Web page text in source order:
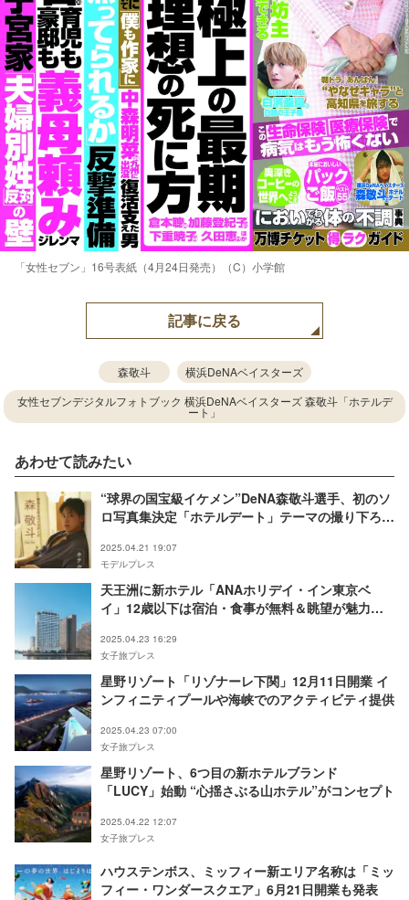
「女性セブン」16号表紙（4月24日発売）（C）小学館
記事に戻る
森敬斗
横浜DeNAベイスターズ
女性セブンデジタルフォトブック 横浜DeNAベイスターズ 森敬斗「ホテルデ
ート」
あわせて読みたい
“球界の国宝級イケメン”DeNA森敬斗選手、初のソ
ロ写真集決定「ホテルデート」テーマの撮り下ろし
2025.04.21 19:07
モデルプレス
天王洲に新ホテル「ANAホリデイ・イン東京ベ
イ」12歳以下は宿泊・食事が無料＆眺望が魅力の
2025.04.23 16:29
女子旅プレス
星野リゾート「リゾナーレ下関」12月11日開業 イ
ンフィニティプールや海峡でのアクティビティ提供
2025.04.23 07:00
女子旅プレス
星野リゾート、6つ目の新ホテルブランド
「LUCY」始動 “心揺さぶる山ホテル”がコンセプト
2025.04.22 12:07
女子旅プレス
ハウステンボス、ミッフィー新エリア名称は「ミッ
フィー・ワンダースクエア」6月21日開業も発表